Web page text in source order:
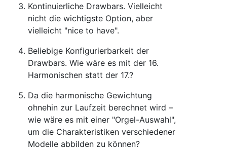
Kontinuierliche Drawbars. Vielleicht
nicht die wichtigste Option, aber
vielleicht "nice to have".
Beliebige Konfigurierbarkeit der
Drawbars. Wie wäre es mit der 16.
Harmonischen statt der 17.?
Da die harmonische Gewichtung
ohnehin zur Laufzeit berechnet wird –
wie wäre es mit einer "Orgel-Auswahl",
um die Charakteristiken verschiedener
Modelle abbilden zu können?